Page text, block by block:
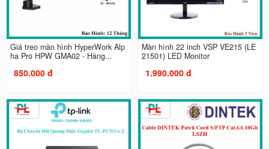
Giá treo màn hình HyperWork Alp
ha Pro HPW GMA02 - Hàng...
850.000 đ
Màn hình 22 inch VSP VE215 (LE
21501) LED Monitor
1.990.000 đ